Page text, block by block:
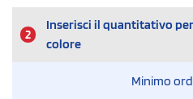
2
Inserisci il quantitativo per
colore
Minimo